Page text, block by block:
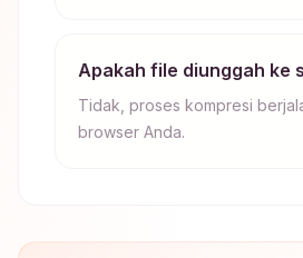
Apakah file diunggah ke
Tidak, proses kompresi
browser Anda.